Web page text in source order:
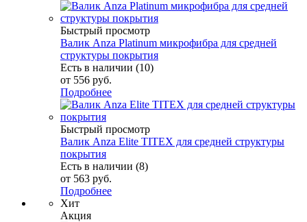
Быстрый просмотр
Валик Anza Platinum микрофибра для средней
структуры покрытия
Есть в наличии (10)
от 556 руб.
Подробнее
Быстрый просмотр
Валик Anza Elite TITEX для средней структуры
покрытия
Есть в наличии (8)
от 563 руб.
Подробнее
Хит
Акция